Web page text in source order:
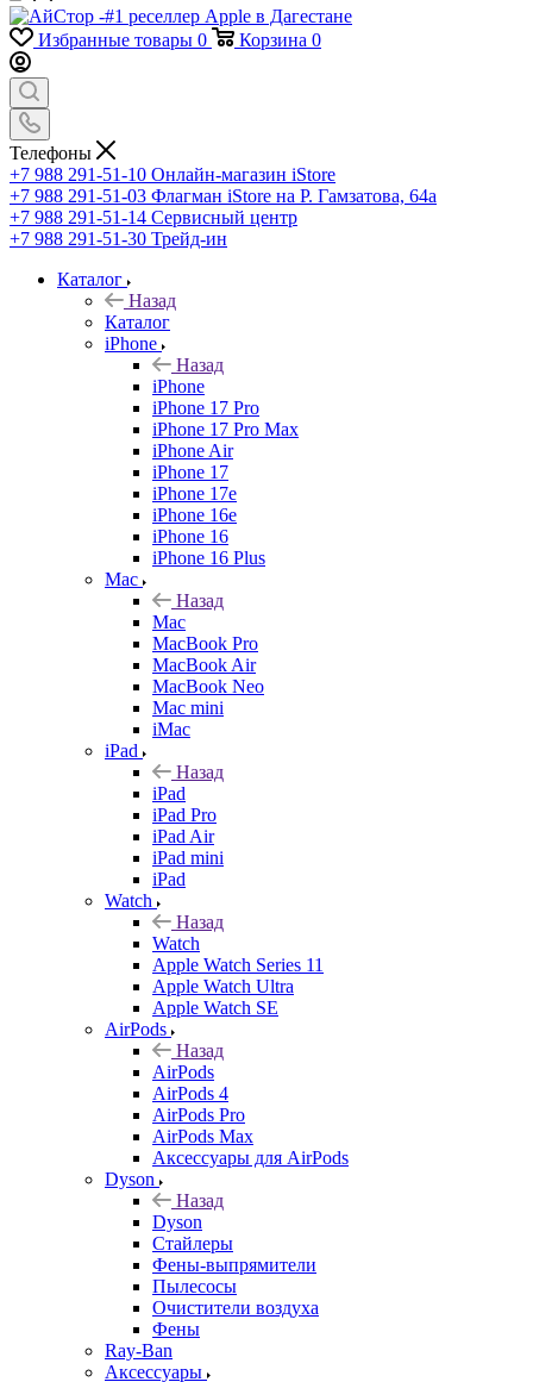
Избранные товары 0 Корзина 0
Телефоны
+7 988 291-51-10 Онлайн-магазин iStore
+7 988 291-51-03 Флагман iStore на Р. Гамзатова, 64а
+7 988 291-51-14 Сервисный центр
+7 988 291-51-30 Трейд-ин
Каталог
Назад
Каталог
iPhone
Назад
iPhone
iPhone 17 Pro
iPhone 17 Pro Max
iPhone Air
iPhone 17
iPhone 17e
iPhone 16e
iPhone 16
iPhone 16 Plus
Mac
Назад
Mac
MacBook Pro
MacBook Air
MacBook Neo
Mac mini
iMac
iPad
Назад
iPad
iPad Pro
iPad Air
iPad mini
iPad
Watch
Назад
Watch
Apple Watch Series 11
Apple Watch Ultra
Apple Watch SE
AirPods
Назад
AirPods
AirPods 4
AirPods Pro
AirPods Max
Аксессуары для AirPods
Dyson
Назад
Dyson
Стайлеры
Фены-выпрямители
Пылесосы
Очистители воздуха
Фены
Ray-Ban
Аксессуары